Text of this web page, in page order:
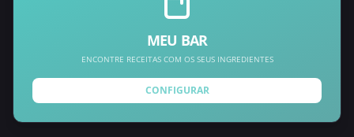
MEU BAR
ENCONTRE RECEITAS COM OS SEUS INGREDIENTES
CONFIGURAR